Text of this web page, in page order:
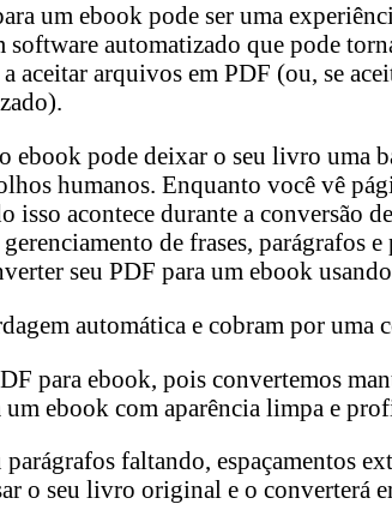
um ebook pode ser uma
automatizado que pode
aceitar arquivos em PDF (ou, se
ebook pode deixar o seu livro uma
humanos. Enquanto você vê
isso acontece durante a conversão
de frases, parágrafos
seu PDF para um ebook
automática e cobram por
para ebook, pois convertemos
ebook com aparência limpa e
faltando, espaçamentos
o seu livro original e o converterá